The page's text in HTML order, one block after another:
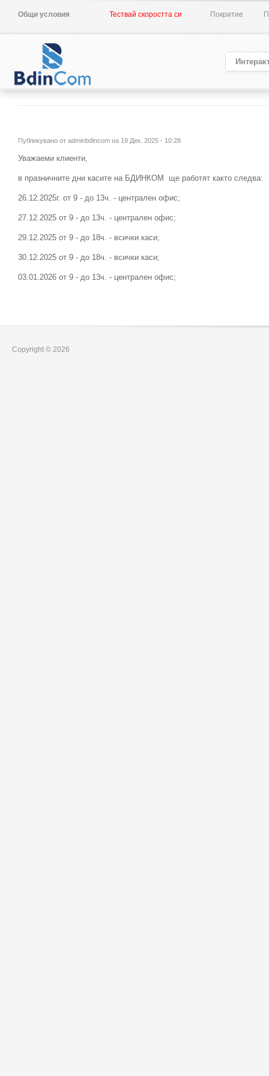
Общи условия Тествай скоростта си Покритие
Публикувано от adminbdincom на 19 Дек. 2025 - 10:28
Уважаеми клиенти,
в празничните дни касите на БДИНКОМ ще работят както следва:
26.12.2025г. от 9 - до 13ч. - централен офис;
27.12.2025 от 9 - до 13ч. - централен офис;
29.12.2025 от 9 - до 18ч. - всички каси;
30.12.2025 от 9 - до 18ч. - всички каси;
03.01.2026 от 9 - до 13ч. - централен офис;
Copyright © 2026